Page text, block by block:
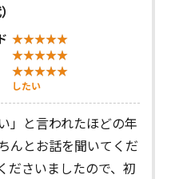
したい
」と言われたほどの年
んとお話を聞いてくだ
ださいましたので、初